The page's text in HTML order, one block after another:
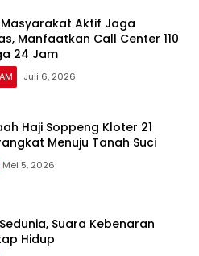
Masyarakat Aktif Jaga
Manfaatkan Call Center 110
24 Jam
Juli 6, 2026
Haji Soppeng Kloter 21
Menuju Tanah Suci
Mei 5, 2026
Suara Kebenaran
Hidup